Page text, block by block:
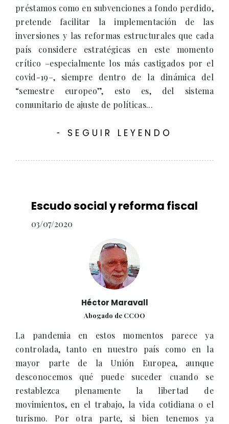
préstamos como en subvenciones a fondo perdido,
pretende facilitar la implementación de las
inversiones y las reformas estructurales que cada
país considere estratégicas en este momento
crítico –especialmente los más castigados por el
covid-19–, siempre dentro de la dinámica del
“semestre europeo”, esto es, del sistema
comunitario de ajuste de políticas...
- SEGUIR LEYENDO
Escudo social y reforma fiscal
03/07/2020
Héctor Maravall
Abogado de CCOO
La pandemia en estos momentos parece ya
controlada, tanto en nuestro país como en la
mayor parte de la Unión Europea, aunque
desconocemos qué puede suceder cuando se
restablezca plenamente la libertad de
movimientos, en el trabajo, la vida cotidiana o el
turismo. Por otra parte, si bien tenemos ya